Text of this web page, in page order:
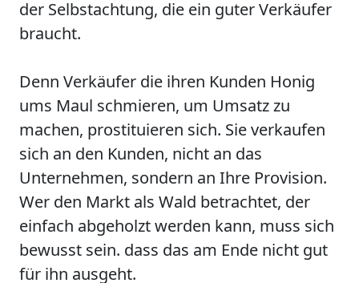
der Selbstachtung, die ein guter Verkäufer
braucht.
Denn Verkäufer die ihren Kunden Honig
ums Maul schmieren, um Umsatz zu
machen, prostituieren sich. Sie verkaufen
sich an den Kunden, nicht an das
Unternehmen, sondern an Ihre Provision.
Wer den Markt als Wald betrachtet, der
einfach abgeholzt werden kann, muss sich
bewusst sein. dass das am Ende nicht gut
für ihn ausgeht.